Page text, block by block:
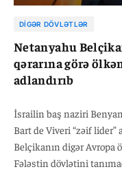
DIGƏR DÖVLƏTLƏR
Netanyahu
qərarına görə
adlandırıb
İsrailin baş naziri
Bart de Viveri “zəif lider”
Belçikanın digər
Fələstin dövlətini tanımaq